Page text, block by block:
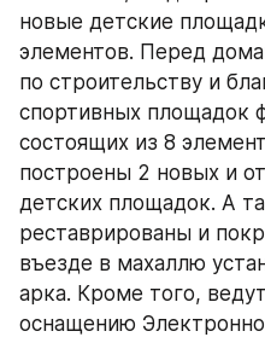
новые детские
элементов. Перед
по строительству и
спортивных площадок
состоящих из 8
построены 2 новых и
детских площадок. А
реставрированы и
въезде в махаллю
арка. Кроме того,
оснащению